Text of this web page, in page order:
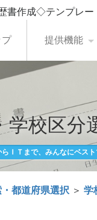
書作成◇テンプレ
プ 提供機能
学校区分
ＩＴまで、みんなにベス
都道府県選択 ＞ 学